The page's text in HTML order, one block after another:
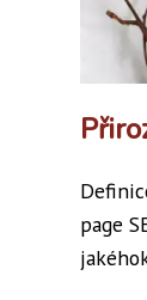
page